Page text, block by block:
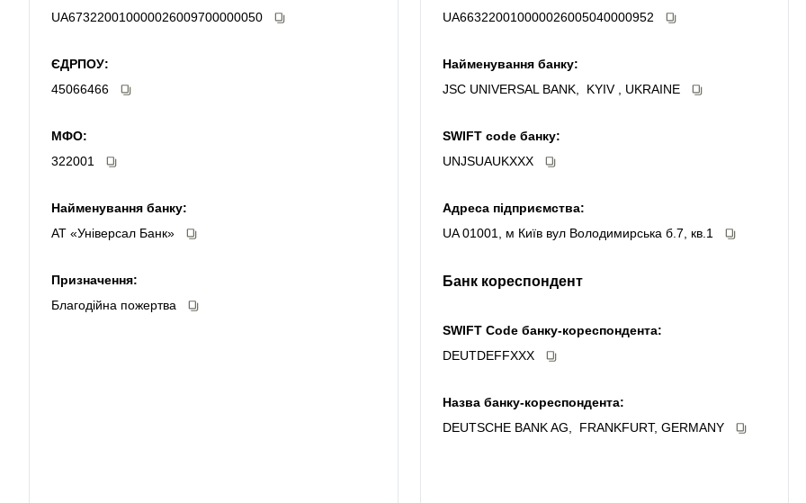
UA673220010000026009700000050
ЄДРПОУ:
45066466
МФО:
322001
Найменування банку:
АТ «Універсал Банк»
Призначення:
Благодійна пожертва
UA663220010000026005040000952
Найменування банку:
JSC UNIVERSAL BANK, KYIV , UKRAINE
SWIFT code банку:
UNJSUAUKXXX
Адреса підприємства:
UA 01001, м Київ вул Володимирська б.7, кв.1
Банк кореспондент
SWIFT Code банку-кореспондента:
DEUTDEFFXXX
Назва банку-кореспондента:
DEUTSCHE BANK AG, FRANKFURT, GERMANY